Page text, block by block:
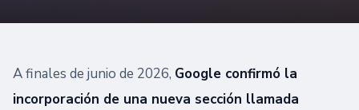
A finales de junio de 2026, Google confirmó la
incorporación de una nueva sección llamada